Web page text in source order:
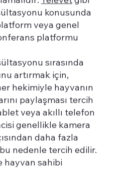
konusunda
veya genel
platformu
sırasında
artırmak için,
hekimiyle hayvanın
paylaşması tercih
veya akıllı telefon
genellikle kamera
daha fazla
nedenle tercih edilir.
hayvan sahibi